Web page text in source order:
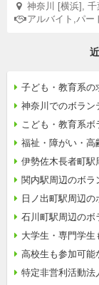
神奈川 [横浜],
アルバイト,パー
子ども・教育系の
神奈川でのボラン
こども・教育系ボ
福祉・障がい・高
伊勢佐木長者町駅
関内駅周辺のボラ
日ノ出町駅周辺
石川町駅周辺のボ
大学生・専門学
高校生も参加可能
特定非営利活動法